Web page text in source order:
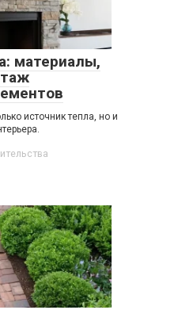
материалы,
источник тепла, но и